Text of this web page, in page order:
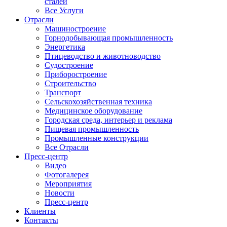
Все Услуги
Отрасли
Машиностроение
Горнодобывающая промышленность
Энергетика
Птицеводство и животноводство
Судостроение
Приборостроение
Строительство
Транспорт
Сельскохозяйственная техника
Медицинское оборудование
Городская среда, интерьер и реклама
Пищевая промышленность
Промышленные конструкции
Все Отрасли
Пресс-центр
Видео
Фотогалерея
Мероприятия
Новости
Пресс-центр
Клиенты
Контакты